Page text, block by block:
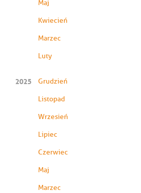
Maj
Kwiecień
Marzec
Luty
2025 Grudzień
Listopad
Wrzesień
Lipiec
Czerwiec
Maj
Marzec